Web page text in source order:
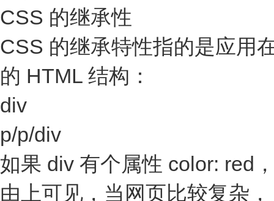
CSS 的继承性
CSS 的继承特性指的是应用
的 HTML 结构：
div
p/p/div
如果 div 有个属性 color: red
由上可见，当网页比较复杂